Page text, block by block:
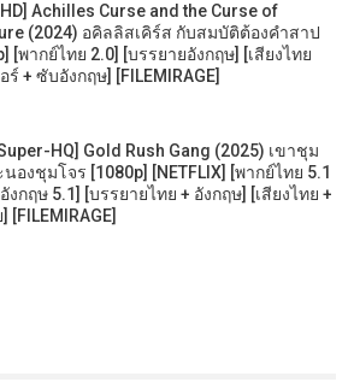
Achilles Curse and the Curse of
(2024) อคิลลิสเคิร์ส กับสมบัติต้องคำสาป
[พากย์ไทย 2.0] [บรรยายอังกฤษ] [เสียงไทย
ร์ + ซับอังกฤษ] [FILEMIRAGE]
HQ] Gold Rush Gang (2025) เขาชุม
องชุมโจร [1080p] [NETFLIX] [พากย์ไทย 5.1
งกฤษ 5.1] [บรรยายไทย + อังกฤษ] [เสียงไทย +
[FILEMIRAGE]